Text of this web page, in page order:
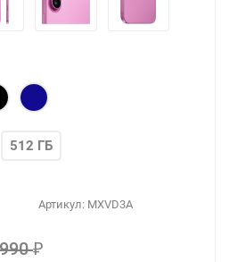
512 ГБ
Артикул: MXVD3A
₽